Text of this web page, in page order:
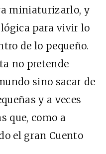
miniaturizarlo, y
lógica para vivir lo
de lo pequeño.
no pretende
sino sacar de
y a veces
que, como a
el gran Cuento